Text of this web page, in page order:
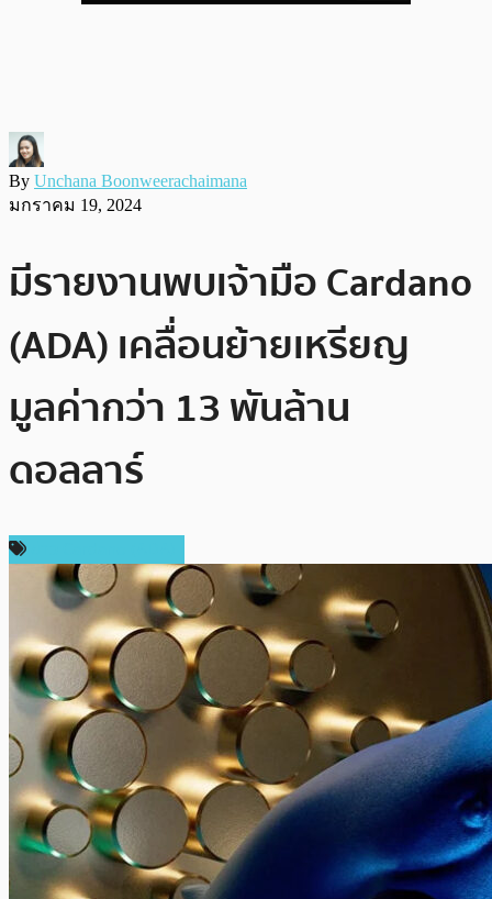
By Unchana Boonweerachaimana
มกราคม 19, 2024
มีรายงานพบเจ้ามือ Cardano
(ADA) เคลื่อนย้ายเหรียญ
มูลค่ากว่า 13 พันล้าน
ดอลลาร์